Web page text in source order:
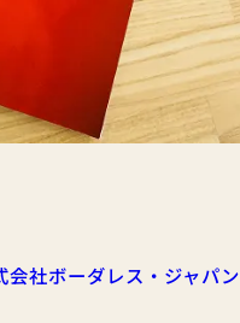
会社ボーダレス・ジャパン